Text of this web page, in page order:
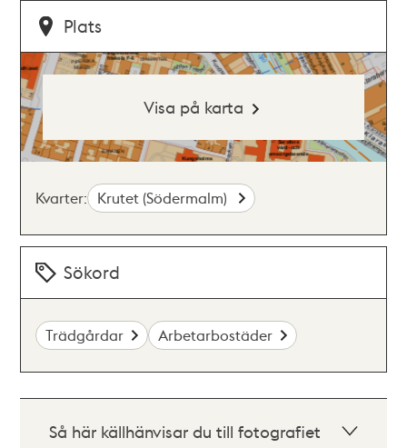
Plats
Visa på karta
Kvarter: Krutet (Södermalm)
Sökord
Trädgårdar Arbetarbostäder
Så här källhänvisar du till fotografiet